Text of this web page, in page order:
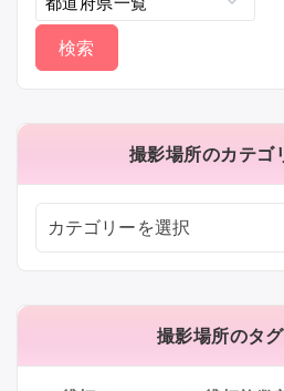
撮影場所のカテゴ
カテゴリーを選択
撮影場所のタ